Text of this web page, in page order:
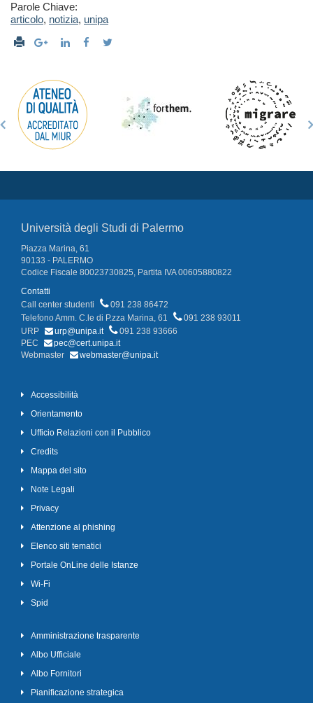
Parole Chiave:
articolo, notizia, unipa
Università degli Studi di Palermo
Piazza Marina, 61
90133 - PALERMO
Codice Fiscale 80023730825, Partita IVA 00605880822
Contatti
Call center studenti
091 238 86472
Telefono Amm. C.le di P.zza Marina, 61
091 238 93011
URP
urp@unipa.it
091 238 93666
PEC
pec@cert.unipa.it
Webmaster
webmaster@unipa.it
Accessibilità
Orientamento
Ufficio Relazioni con il Pubblico
Credits
Mappa del sito
Note Legali
Privacy
Attenzione al phishing
Elenco siti tematici
Portale OnLine delle Istanze
Wi-Fi
Spid
Amministrazione trasparente
Albo Ufficiale
Albo Fornitori
Pianificazione strategica